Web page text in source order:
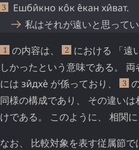
Ешби̂кно ко̂к е̂кан хи̂ват.
私はそれが遠いと思ってい
1 の内容は、 2 における 「遠
しかったという意味である。 両
には зи̂дхѐ が係っており、 3
同様の構成であり、 その違いは
けである。 このように、 相関
なお、 比較対象を表す従属節